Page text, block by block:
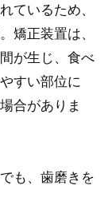
ているため、
矯正装置は、
が生じ、食べ
すい部位に
合がありま
も、歯磨きを